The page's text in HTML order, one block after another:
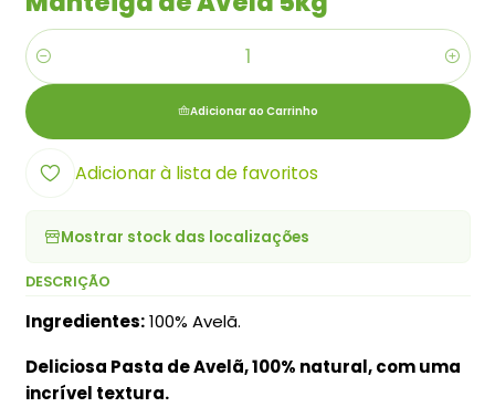
Quantidade
Adicionar ao Carrinho
Adicionar à lista de favoritos
Mostrar stock das localizações
DESCRIÇÃO
Ingredientes:100% Avelã.
Deliciosa Pasta de Avelã, 100% natural, com uma
incrível textura.